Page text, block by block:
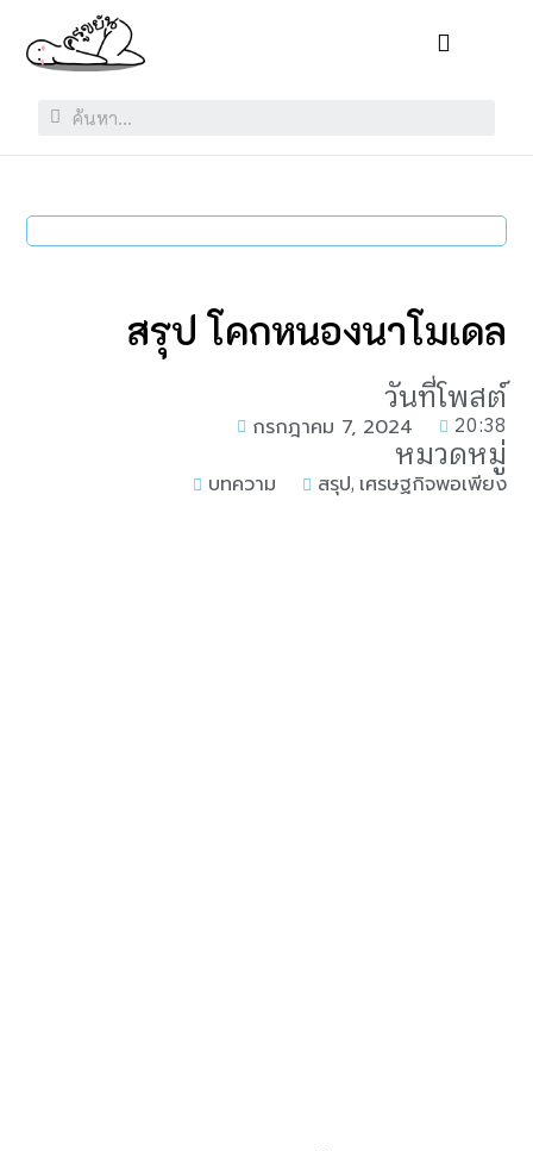
สรุป โคกหนองนาโมเดล
วันที่โพสต์
กรกฎาคม 7, 2024 20:38
หมวดหมู่
บทความ สรุป, เศรษฐกิจพอเพียง